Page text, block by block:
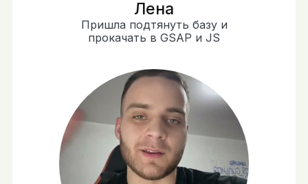
Лена
Пришла подтянуть базу и
прокачать в GSAP и JS